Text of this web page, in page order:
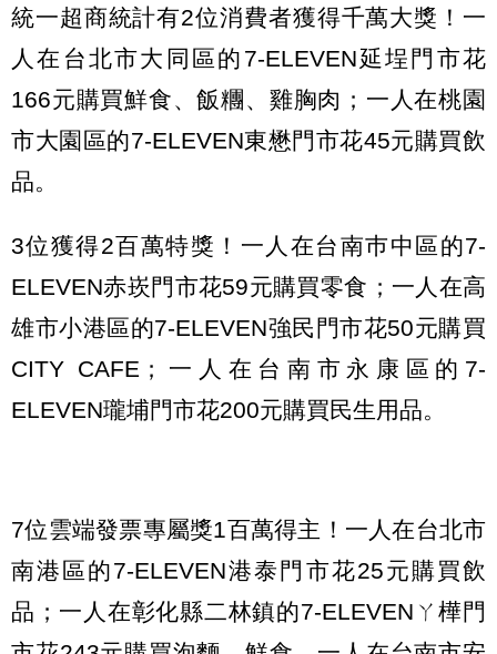
統一超商統計有2位消費者獲得千萬大獎！一
人在台北市大同區的7-ELEVEN延埕門市花
166元購買鮮食、飯糰、雞胸肉；一人在桃園
市大園區的7-ELEVEN東懋門市花45元購買飲
品。
3位獲得2百萬特獎！一人在台南巿中區的7-
ELEVEN赤崁門市花59元購買零食；一人在高
雄市小港區的7-ELEVEN強民門市花50元購買
CITY CAFE；一人在台南市永康區的7-
ELEVEN瓏埔門市花200元購買民生用品。
7位雲端發票專屬獎1百萬得主！一人在台北市
南港區的7-ELEVEN港泰門市花25元購買飲
品；一人在彰化縣二林鎮的7-ELEVENㄚ樺門